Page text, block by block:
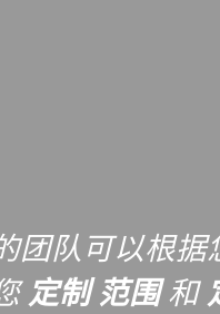
团队可以根据
定制 范围和